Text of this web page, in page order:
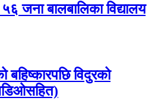
जना बालबालिका विद्यालय
विदुरको